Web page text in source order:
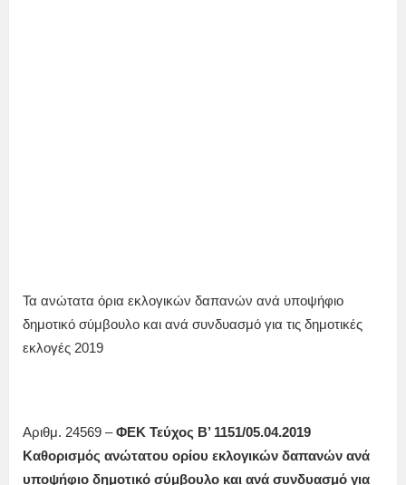
Τα ανώτατα όρια εκλογικών δαπανών ανά υποψήφιο
δημοτικό σύμβουλο και ανά συνδυασμό για τις δημοτικές
εκλογές 2019
Αριθμ. 24569 –ΦΕΚ Τεύχος Β’ 1151/05.04.2019
Καθορισμός ανώτατου ορίου εκλογικών δαπανών ανά
υποψήφιο δημοτικό σύμβουλο και ανά συνδυασμό για